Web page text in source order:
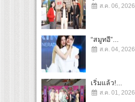
ส.ค. 06, 2026
“สมูทอี”...
ส.ค. 04, 2026
เริ่มแล้ว!...
ส.ค. 01, 2026